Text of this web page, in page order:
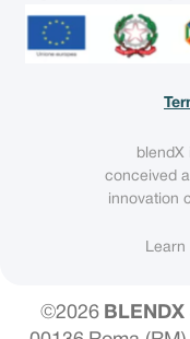
blendX
conceived
innovation
Learn
©2026 BLENDX